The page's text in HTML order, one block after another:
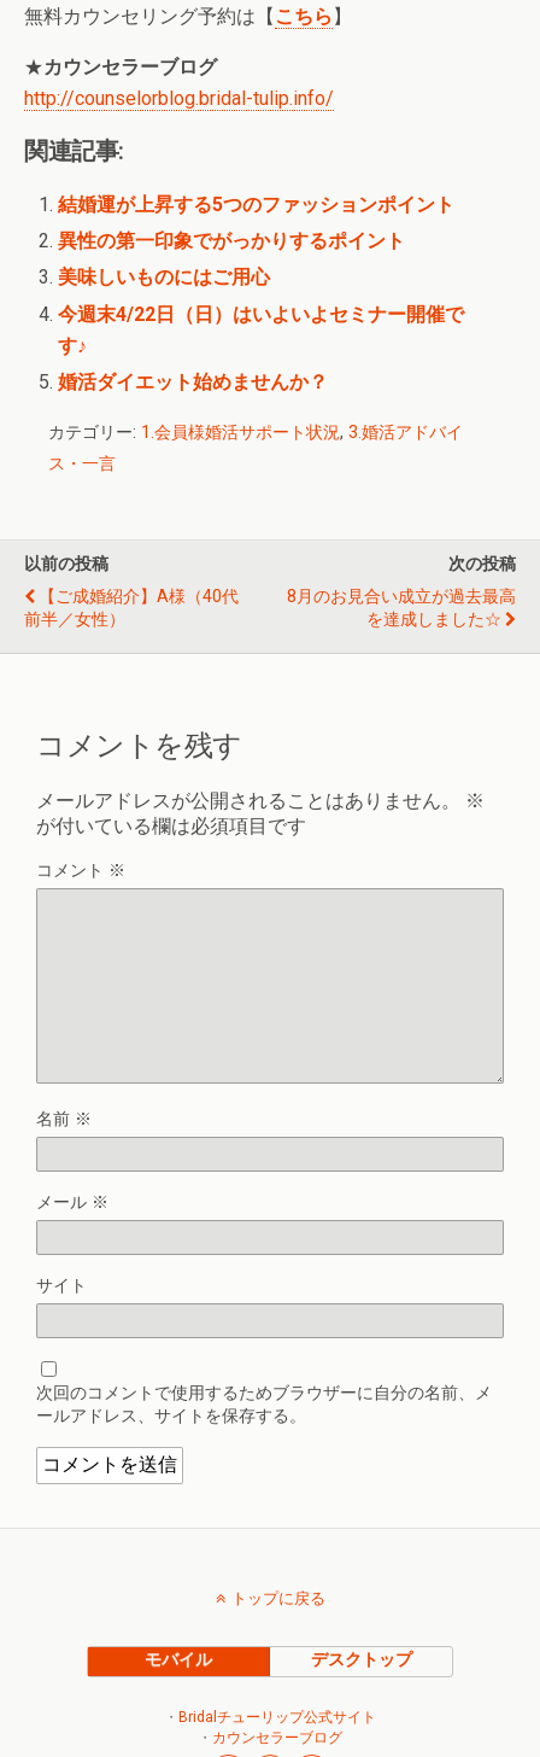
無料カウンセリング予約は【こちら 】
★カウンセラーブログ
http://counselorblog.bridal-tulip.info/
関連記事:
結婚運が上昇する5つのファッションポイント
異性の第一印象でがっかりするポイント
美味しいものにはご用心
今週末4/22日（日）はいよいよセミナー開催で
す♪
婚活ダイエット始めませんか？
カテゴリー: 1.会員様婚活サポート状況, 3.婚活アドバイ
ス・一言
以前の投稿
【ご成婚紹介】A様（40代
前半／女性）
次の投稿
8月のお見合い成立が過去最高
を達成しました☆
コメントを残す
メールアドレスが公開されることはありません。
※
が付いている欄は必須項目です
コメント ※
名前 ※
メール ※
サイト
次回のコメントで使用するためブラウザーに自分の名前、メ
ールアドレス、サイトを保存する。
トップに戻る
モバイル デスクトップ
・ Bridalチューリップ公式サイト
・ カウンセラーブログ